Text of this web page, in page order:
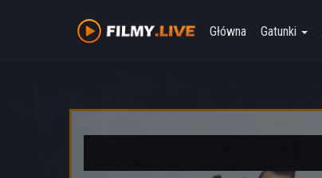
Główna Gatunki